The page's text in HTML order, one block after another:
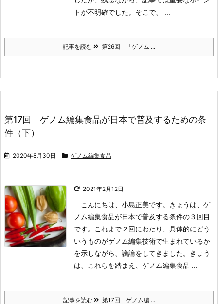
トが不明確でした。そこで、 ...
記事を読む 第26回 「ゲノム ...
第17回 ゲノム編集食品が日本で普及するための条
件（下）
2020年8月30日 ゲノム編集食品
2021年2月12日
こんにちは、小島正美です。きょうは、ゲ
ノム編集食品が日本で普及する条件の３回目
です。これまで２回にわたり、具体的にどう
いうものがゲノム編集技術で生まれているか
を示しながら、議論をしてきました。きょう
は、これらを踏まえ、ゲノム編集食品 ...
記事を読む 第17回 ゲノム編 ...